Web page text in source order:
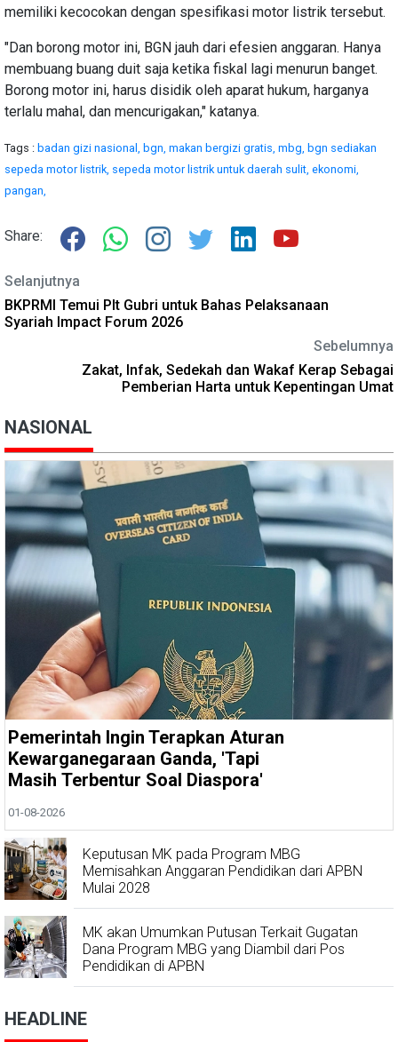
memiliki kecocokan dengan spesifikasi motor listrik tersebut.
‎"Dan borong motor ini, BGN jauh dari efesien anggaran. Hanya
membuang buang duit saja ketika fiskal lagi menurun banget.
Borong motor ini, harus disidik oleh aparat hukum, harganya
terlalu mahal, dan mencurigakan," katanya.
Tags : badan gizi nasional, bgn, makan bergizi gratis, mbg, bgn sediakan
sepeda motor listrik, sepeda motor listrik untuk daerah sulit, ekonomi,
pangan,
Share:
Selanjutnya
BKPRMI Temui Plt Gubri untuk Bahas Pelaksanaan
Syariah Impact Forum 2026
Sebelumnya
Zakat, Infak, Sedekah dan Wakaf Kerap Sebagai
Pemberian Harta untuk Kepentingan Umat
NASIONAL
Pemerintah Ingin Terapkan Aturan
Kewarganegaraan Ganda, 'Tapi
Masih Terbentur Soal Diaspora'
01-08-2026
Keputusan MK pada Program MBG
Memisahkan Anggaran Pendidikan dari APBN
Mulai 2028
MK akan Umumkan Putusan Terkait Gugatan
Dana Program MBG yang Diambil dari Pos
Pendidikan di APBN
HEADLINE